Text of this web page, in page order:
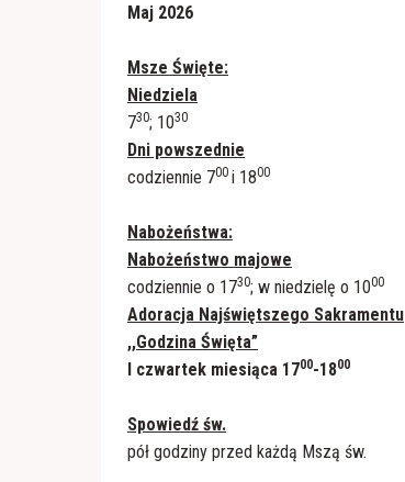
Maj 2026
Msze Święte:
Niedziela
730; 1030
Dni powszednie
codziennie 700 i 1800
Nabożeństwa:
Nabożeństwo majowe
codziennie o 1730; w niedzielę o 1000
Adoracja Najświętszego Sakramentu
,,Godzina Święta”
I czwartek miesiąca 1700-1800
Spowiedź św.
pół godziny przed każdą Mszą św.